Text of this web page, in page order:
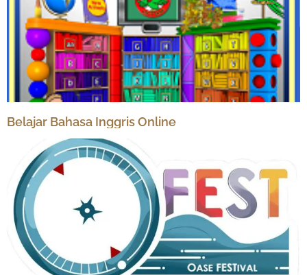
Belajar Bahasa Inggris Online